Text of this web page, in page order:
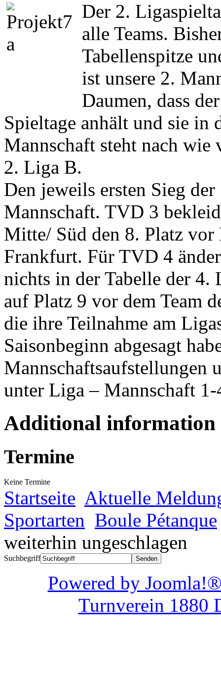
Der 2.
alle Teams.
Tabellenspitze
ist unsere 2.
Daumen, dass
Spieltage anhält und sie in
Mannschaft steht nach wie
2. Liga B.
Den jeweils ersten Sieg
Mannschaft. TVD 3
Mitte/ Süd den 8. Platz vor
Frankfurt. Für TVD 4
nichts in der Tabelle der 4.
auf Platz 9 vor dem Team
die ihre Teilnahme am
Saisonbeginn abgesagt
Mannschaftsaufstellungen
unter Liga – Mannschaft 1-
Additional information
Termine
Keine Termine
Startseite Aktuelle
Sportarten Boule Pétanque
weiterhin ungeschlagen
Suchbegriff
Powered by
Turnverein